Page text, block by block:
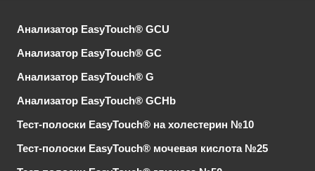
Анализатор EasyTouch® GCU
Анализатор EasyTouch® GC
Анализатор EasyTouch® G
Анализатор EasyTouch® GCHb
Тест-полоски EasyTouch® на холестерин №10
Тест-полоски EasyTouch® мочевая кислота №25